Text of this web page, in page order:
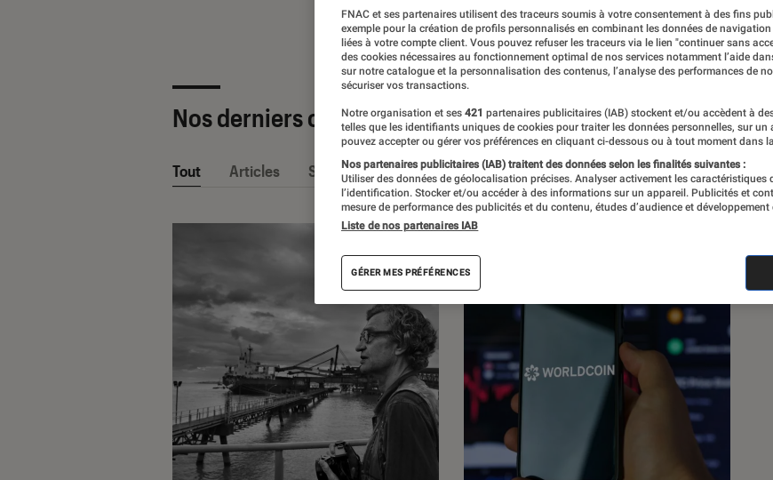
Nos derniers contenus
Tout Articles Sélections et guides Tests
FNAC et ses partenaires utilisent des traceurs soumis à votre consentement à des fins
exemple pour la création de profils personnalisés en combinant les données de navigation
liées à votre compte client. Vous pouvez refuser les traceurs via le lien "continuer sans
des cookies nécessaires au fonctionnement optimal de nos services notamment l’aide
sur notre catalogue et la personnalisation des contenus, l’analyse des performances de
sécuriser vos transactions.
Notre organisation et ses 421 partenaires publicitaires (IAB) stockent et/ou accèdent à
telles que les identifiants uniques de cookies pour traiter les données personnelles, sur un
pouvez accepter ou gérer vos préférences en cliquant ci-dessous ou à tout moment dans la
Nos partenaires publicitaires (IAB) traitent des données selon les finalités suivantes :
Utiliser des données de géolocalisation précises. Analyser activement les caractéristiques
l’identification. Stocker et/ou accéder à des informations sur un appareil. Publicités et
mesure de performance des publicités et du contenu, études d’audience et développement
Liste de nos partenaires IAB
GÉRER MES PRÉFÉRENCES